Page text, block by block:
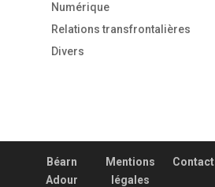
Numérique
Relations transfrontalières
Divers
Béarn
Adour
Mentions
légales
Contact